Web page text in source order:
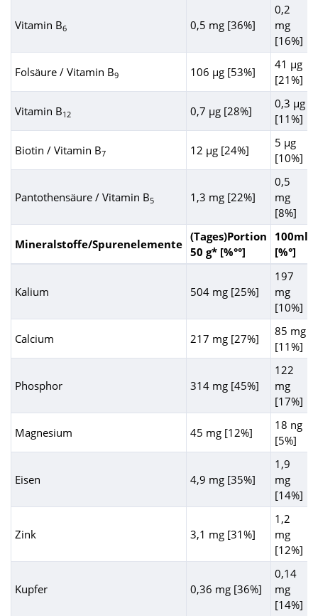
Vitamin B6 0,5 mg [36%]
0,2
mg
[16%]
Folsäure / Vitamin B9 106 µg [53%]
41 µg
[21%]
Vitamin B12 0,7 µg [28%]
0,3 µg
[11%]
Biotin / Vitamin B7 12 µg [24%]
5 µg
[10%]
Pantothensäure / Vitamin B5 1,3 mg [22%]
0,5
mg
[8%]
Mineralstoffe/Spurenelemente
(Tages)Portion
50 g* [%°°]
100ml
[%°]
Kalium 504 mg [25%]
197
mg
[10%]
Calcium 217 mg [27%]
85 mg
[11%]
Phosphor 314 mg [45%]
122
mg
[17%]
Magnesium 45 mg [12%]
18 ng
[5%]
Eisen 4,9 mg [35%]
1,9
mg
[14%]
Zink 3,1 mg [31%]
1,2
mg
[12%]
Kupfer 0,36 mg [36%]
0,14
mg
[14%]